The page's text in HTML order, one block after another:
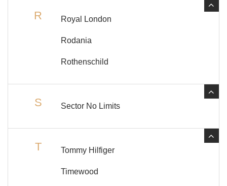
R Royal London
Rodania
Rothenschild
S Sector No Limits
T Tommy Hilfiger
Timewood